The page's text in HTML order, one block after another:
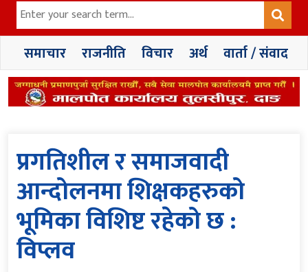
समाचार राजनीति विचार अर्थ वार्ता / संवाद
प्रगतिशील र समाजवादी
आन्दोलनमा शिक्षकहरुको
भूमिका विशिष्ट रहेको छ :
विप्लव